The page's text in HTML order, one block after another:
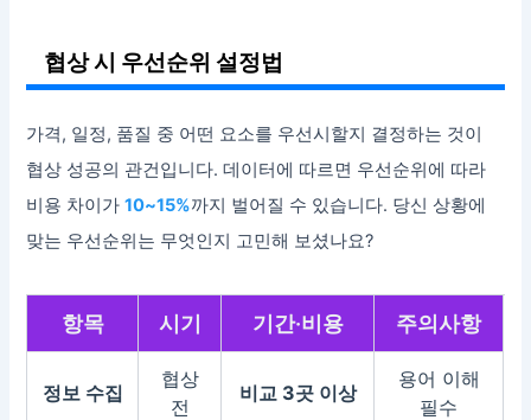
협상 시 우선순위 설정법
가격, 일정, 품질 중 어떤 요소를 우선시할지 결정하는 것이
협상 성공의 관건입니다. 데이터에 따르면 우선순위에 따라
비용 차이가10~15%까지 벌어질 수 있습니다. 당신 상황에
맞는 우선순위는 무엇인지 고민해 보셨나요?
항목 시기 기간·비용 주의사항
정보 수집
협상
전
비교 3곳 이상
용어 이해
필수